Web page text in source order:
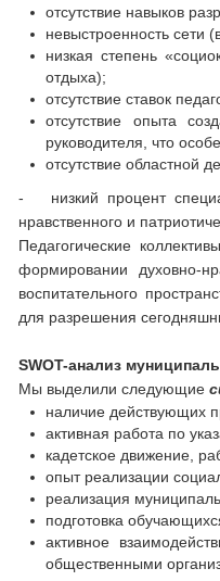
отсутствие навыков
невыстроенность сети
низкая степень
отдыха);
отсутствие ставок
отсутствие опыта
руководителя, что
отсутствие областной
- низкий процент
нравственного и
Педагогические
формировании духовно-
воспитательного
для разрешения
SWOT-анализ
Мы выделили следующие
наличие действующих
активная работа по
кадетское движение,
опыт реализации
реализация
подготовка
активное
общественными